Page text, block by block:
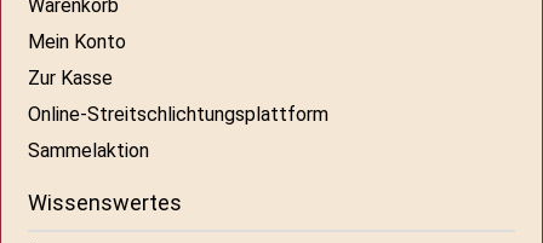
Warenkorb
Mein Konto
Zur Kasse
Online-Streitschlichtungsplattform
Sammelaktion
Wissenswertes